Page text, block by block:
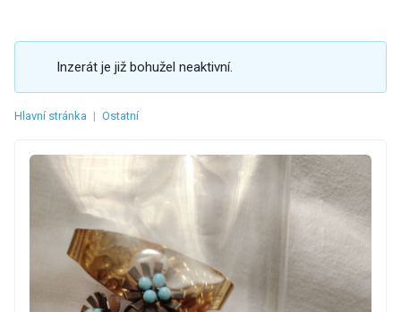
Inzerát je již bohužel neaktivní.
Hlavní stránka | Ostatní